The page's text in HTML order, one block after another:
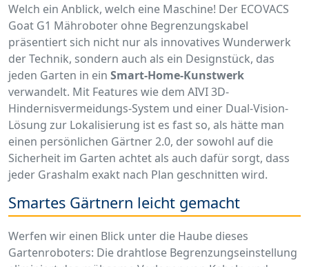
Welch ein Anblick, welch eine Maschine! Der ECOVACS
Goat G1 Mähroboter ohne Begrenzungskabel
präsentiert sich nicht nur als innovatives Wunderwerk
der Technik, sondern auch als ein Designstück, das
jeden Garten in ein Smart-Home-Kunstwerk
verwandelt. Mit Features wie dem AIVI 3D-
Hindernisvermeidungs-System und einer Dual-Vision-
Lösung zur Lokalisierung ist es fast so, als hätte man
einen persönlichen Gärtner 2.0, der sowohl auf die
Sicherheit im Garten achtet als auch dafür sorgt, dass
jeder Grashalm exakt nach Plan geschnitten wird.
Smartes Gärtnern leicht gemacht
Werfen wir einen Blick unter die Haube dieses
Gartenroboters: Die drahtlose Begrenzungseinstellung